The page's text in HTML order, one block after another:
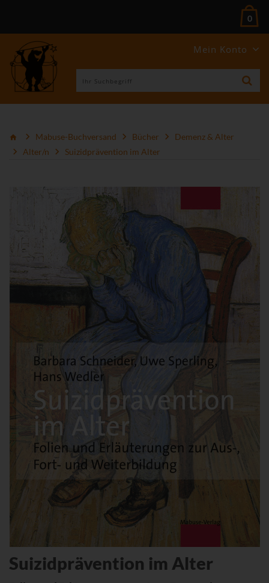
Mein Konto
0
Mabuse-Buchversand Bücher
Demenz & Alter
Alter/n
Suizidprävention im Alter
Suizidprävention im Alter